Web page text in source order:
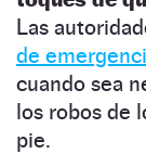
Las
de
cuando sea
los robos de
pie.